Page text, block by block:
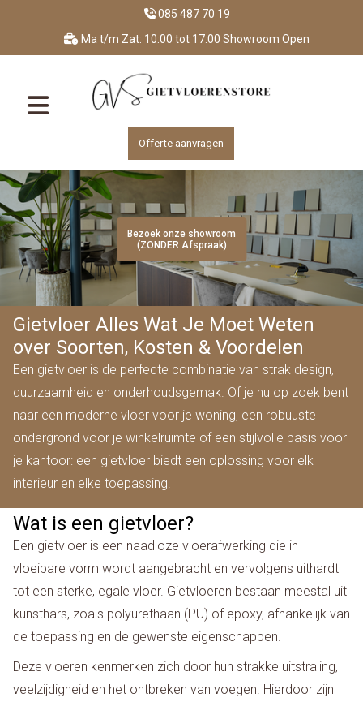
085 487 70 19
Ma t/m Zat: 10:00 tot 17:00 Showroom Open
Offerte aanvragen
Bezoek onze showroom
(ZONDER Afspraak)
Bezoek onze showroom
(ZONDER Afspraak)
Bezoek onze showroom
(ZONDER Afspraak)
Bezoek onze showroom
(ZONDER Afspraak)
Bezoek onze showroom
(ZONDER Afspraak)
Gietvloer Alles Wat Je Moet Weten
over Soorten, Kosten & Voordelen
Een gietvloer is de perfecte combinatie van strak design,
duurzaamheid en onderhoudsgemak. Of je nu op zoek bent
naar een moderne vloer voor je woning, een robuuste
ondergrond voor je winkelruimte of een stijlvolle basis voor
je kantoor: een gietvloer biedt een oplossing voor elk
interieur en elke toepassing.
Wat is een gietvloer?
Een gietvloer is een naadloze vloerafwerking die in
vloeibare vorm wordt aangebracht en vervolgens uithardt
tot een sterke, egale vloer. Gietvloeren bestaan meestal uit
kunsthars, zoals polyurethaan (PU) of epoxy, afhankelijk van
de toepassing en de gewenste eigenschappen.
Deze vloeren kenmerken zich door hun strakke uitstraling,
veelzijdigheid en het ontbreken van voegen. Hierdoor zijn